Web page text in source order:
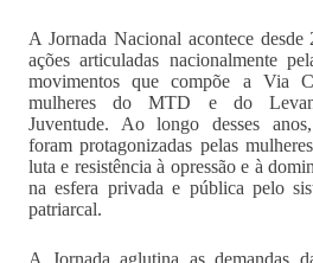
A Jornada Nacional acontece desde
ações articuladas nacionalmente
movimentos que compõe a Via
mulheres do MTD e do
Juventude. Ao longo desses
foram protagonizadas pelas
luta e resistência à opressão e à
na esfera privada e pública pelo
patriarcal.
A Jornada aglutina as demandas